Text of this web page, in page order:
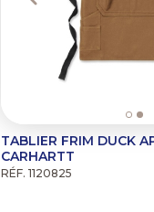
TABLIER FRIM DUCK
CARHARTT
RÉF. 1120825